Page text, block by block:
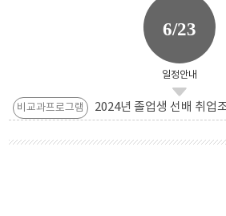
6/23
일정안내
비교과프로그램 2024년 졸업생 선배 취업